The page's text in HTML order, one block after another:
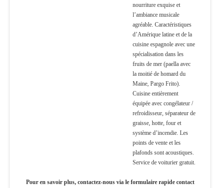
nourriture exquise et
l’ambiance musicale
agréable. Caractéristiques
d’Amérique latine et de la
cuisine espagnole avec une
spécialisation dans les
fruits de mer (paella avec
la moitié de homard du
Maine, Pargo Frito).
Cuisine entièrement
équipée avec congélateur /
refroidisseur, séparateur de
graisse, hotte, four et
système d’incendie. Les
points de vente et les
plafonds sont acoustiques.
Service de voiturier gratuit.
Pour en savoir plus, contactez-nous via le formulaire rapide contact